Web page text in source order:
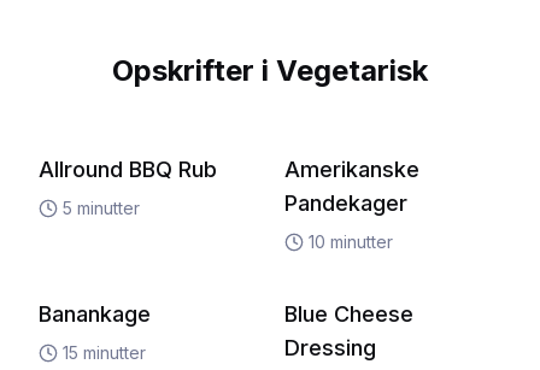
Opskrifter i Vegetarisk
Allround BBQ Rub
5 minutter
Amerikanske
Pandekager
10 minutter
Banankage
15 minutter
Blue Cheese
Dressing